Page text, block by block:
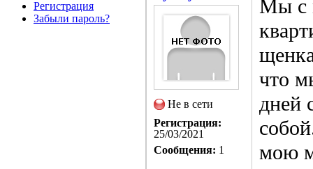
Регистрация
Забыли пароль?
Не в сети
Регистрация:
25/03/2021
Сообщения: 1
Мы с
что
дней
мою